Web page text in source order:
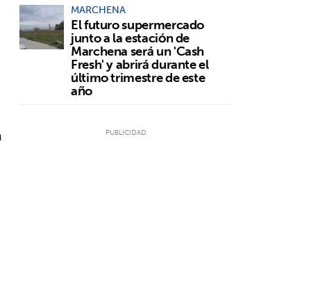
MARCHENA
El futuro supermercado
junto a la estación de
Marchena será un 'Cash
Fresh' y abrirá durante el
último trimestre de este
año